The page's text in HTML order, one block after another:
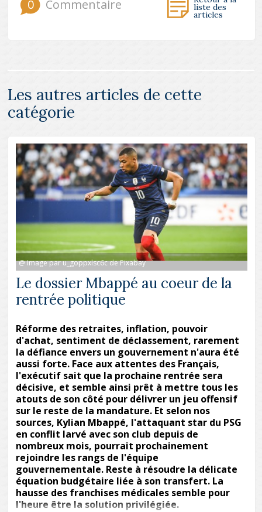
0 Commentaire liste des
articles
Les autres articles de cette
catégorie
@ Image par u_goppxlsc6c de Pixabay
Le dossier Mbappé au coeur de la
rentrée politique
Réforme des retraites, inflation, pouvoir
d'achat, sentiment de déclassement, rarement
la défiance envers un gouvernement n'aura été
aussi forte. Face aux attentes des Français,
l'exécutif sait que la prochaine rentrée sera
décisive, et semble ainsi prêt à mettre tous les
atouts de son côté pour délivrer un jeu offensif
sur le reste de la mandature. Et selon nos
sources, Kylian Mbappé, l'attaquant star du PSG
en conflit larvé avec son club depuis de
nombreux mois, pourrait prochainement
rejoindre les rangs de l'équipe
gouvernementale. Reste à résoudre la délicate
équation budgétaire liée à son transfert. La
hausse des franchises médicales semble pour
l'heure être la solution privilégiée.